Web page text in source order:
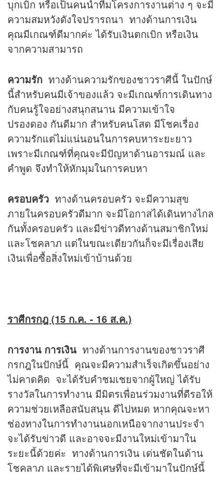
บุกเบิก หรือเป็นคนนำทีมโครงการงานต่าง ๆ จะมี
ความสมหวังดังใจปรารถนา ทางด้านการเงิน
คุณมีเกณฑ์ดีมากค่ะ ได้รับเงินตกเบิก หรือเงิน
จากความสามารถ
ความรัก ทางด้านความรักของชาวราศีนี้ ในปักษ์
นี้สำหรับคนมีเจ้าของแล้ว จะมีเกณฑ์การเดินทาง
กับคนรู้ใจอย่างสนุกสนาน มีความเข้าใจ
ปรองดอง กันดีมาก สำหรับคนโสด มีโชคเรื่อง
ความรักแต่ไม่แน่นอนในการคบหาระยะยาว
เพราะมีเกณฑ์ที่คุณจะมีปัญหาด้านอารมณ์ และ
คำพูด จึงทำให้หักมุมในการคบหา
ครอบครัว ทางด้านครอบครัว จะมีความสุข
ภายในครอบครัวดีมาก จะมีโอกาสได้เดินทางไกล
กันทั้งครอบครัว และมีข่าวดีทางด้านสมาชิกใหม่
และโชคลาภ แต่ในขณะเดียวกันก็จะมีเรื่องเสีย
เงินเพื่อซื้อสิ่งใหม่เข้าบ้านด้วย
ราศีกรกฎ (15 ก.ค. - 16 ส.ค.)
การงาน การเงิน ทางด้านการงานของชาวราศี
กรกฎในปักษ์นี้ คุณจะมีความสำเร็จเกิดขึ้นอย่าง
ไม่คาดคิด จะได้รับคำชมเชยจากผู้ใหญ่ ได้รับ
รางวัลในการทำงาน มีมิตรเพื่อนร่วมงานที่ดีรอให้
ความช่วยเหลือสนับสนุน ดีไปหมด หากคุณจะหา
ช่องทางในการทำงานนอกเหนือจากงานประจำ
จะได้รับข่าวดี และอาจจะมีงานใหม่เข้ามาใน
ระยะนี้ด้วยค่ะ ทางด้านการเงิน เด่นชัดในด้าน
โชคลาภ และรายได้พิเศษที่จะมีเข้ามาในปักษ์นี้